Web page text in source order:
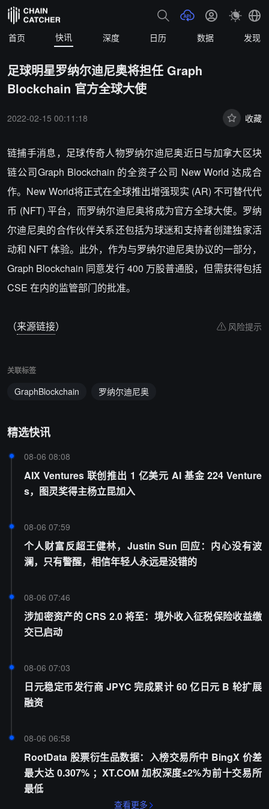
首页 快讯 深度 日历 数据 发现
足球明星罗纳尔迪尼奥将担任 Graph
Blockchain 官方全球大使
2022-02-15 00:11:18 收藏
链捕手消息，足球传奇人物罗纳尔迪尼奥近日与加拿大区块
链公司Graph Blockchain 的全资子公司 New World 达成合
作。New World将正式在全球推出增强现实 (AR) 不可替代代
币 (NFT) 平台，而罗纳尔迪尼奥将成为官方全球大使。罗纳
尔迪尼奥的合作伙伴关系还包括为球迷和支持者创建独家活
动和 NFT 体验。此外，作为与罗纳尔迪尼奥协议的一部分，
Graph Blockchain 同意发行 400 万股普通股，但需获得包括
CSE 在内的监管部门的批准。
（来源链接） 风险提示
关联标签
GraphBlockchain 罗纳尔迪尼奥
精选快讯
08-06 08:08
AIX Ventures 联创推出 1 亿美元 AI 基金 224 Venture
s，图灵奖得主杨立昆加入
08-06 07:59
个人财富反超王健林，Justin Sun 回应：内心没有波
澜，只有警醒，相信年轻人永远是没错的
08-06 07:46
涉加密资产的 CRS 2.0 将至：境外收入征税保险收益缴
交已启动
08-06 07:03
日元稳定币发行商 JPYC 完成累计 60 亿日元 B 轮扩展
融资
08-06 06:58
RootData 股票衍生品数据：入榜交易所中 BingX 价差
最大达 0.307% ；XT.COM 加权深度±2%为前十交易所
最低
查看更多